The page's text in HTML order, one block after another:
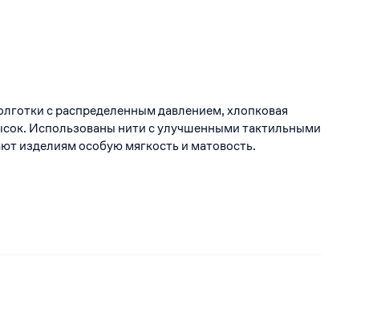
с распределенным давлением, хлопковая
Использованы нити с улучшенными тактильными
изделиям особую мягкость и матовость.